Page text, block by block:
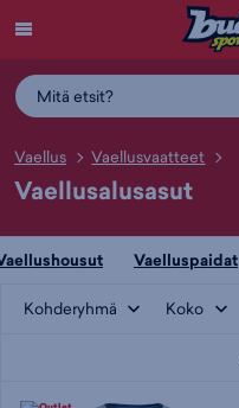
Vaellus Vaellusvaatteet
Vaellusalusasut
Vaelluspaidat
Kohderyhmä Koko